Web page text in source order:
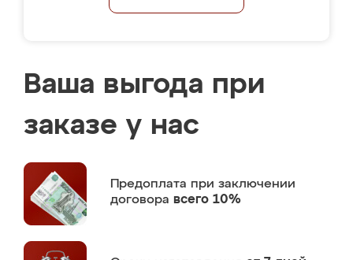
Ваша выгода при
заказе у нас
Предоплата при заключении
договора всего 10%